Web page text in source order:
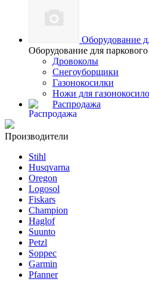
Оборудование
Оборудование для паркового
Дровоколы
Снегоуборщики
Газонокосилки
Ножи для
Распродажа
Производители
Stihl
Husqvarna
Oregon
Logosol
Fiskars
Champion
Haglof
Suunto
Petzl
Soppec
Garmin
Pfanner